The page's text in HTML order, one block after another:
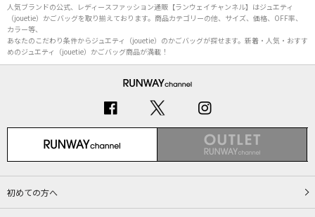
人気ブランドの公式、レディースファッション通販【ランウェイチャンネル】はジュエティ
（jouetie）かごバッグを取り揃えております。商品カテゴリーの他、サイズ、価格、OFF率、
カラー等、
あなたのこだわり条件からジュエティ（jouetie）のかごバッグが探せます。新着・人気・おすす
めのジュエティ（jouetie）かごバッグ商品が満載！
初めての方へ